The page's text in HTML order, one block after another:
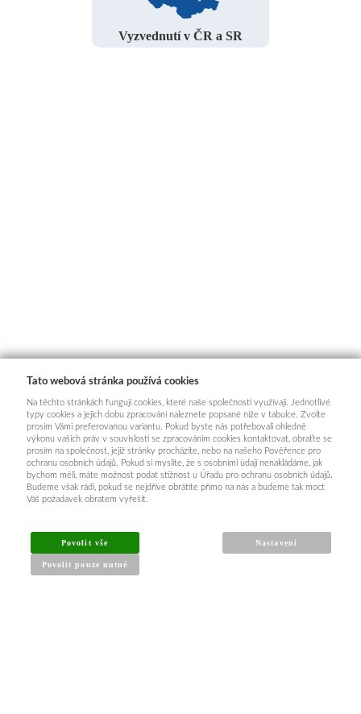
Vyzvednutí v ČR a SR
Tato webová stránka používá cookies
Na těchto stránkách fungují cookies, které naše společnosti využívají. Jednotlivé
typy cookies a jejich dobu zpracování naleznete popsané níže v tabulce. Zvolte
prosím Vámi preferovanou variantu. Pokud byste nás potřebovali ohledně
výkonu vašich práv v souvislosti se zpracováním cookies kontaktovat, obraťte se
prosím na společnost, jejíž stránky procházíte, nebo na našeho Pověřence pro
ochranu osobních údajů. Pokud si myslíte, že s osobními údaji nenakládáme, jak
bychom měli, máte možnost podat stížnost u Úřadu pro ochranu osobních údajů.
Budeme však rádi, pokud se nejdříve obrátíte přímo na nás a budeme tak moct
Váš požadavek obratem vyřešit.
Povolit vše
Povolit pouze nutné
Nastavení